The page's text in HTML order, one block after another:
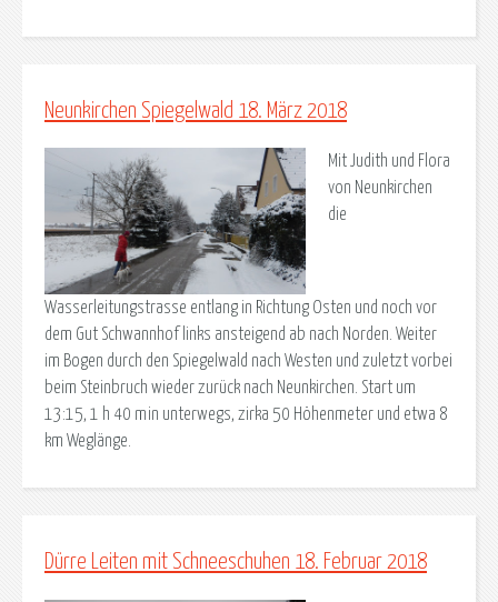
Neunkirchen Spiegelwald 18. März 2018
Mit Judith und Flora
von Neunkirchen
die
Wasserleitungstrasse entlang in Richtung Osten und noch vor
dem Gut Schwannhof links ansteigend ab nach Norden. Weiter
im Bogen durch den Spiegelwald nach Westen und zuletzt vorbei
beim Steinbruch wieder zurück nach Neunkirchen. Start um
13:15, 1 h 40 min unterwegs, zirka 50 Höhenmeter und etwa 8
km Weglänge.
Dürre Leiten mit Schneeschuhen 18. Februar 2018